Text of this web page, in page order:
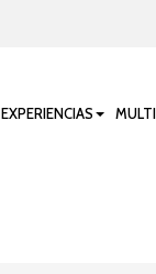
EXPERIENCIAS